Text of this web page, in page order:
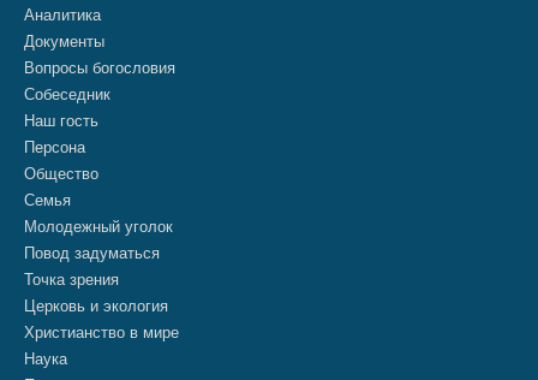
Аналитика
Документы
Вопросы богословия
Собеседник
Наш гость
Персона
Общество
Семья
Молодежный уголок
Повод задуматься
Точка зрения
Церковь и экология
Христианство в мире
Наука